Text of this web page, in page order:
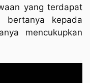
yang terdapat
bertanya kepada
mencukupkan